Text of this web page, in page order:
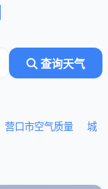
查询天气
营口市空气质量
城